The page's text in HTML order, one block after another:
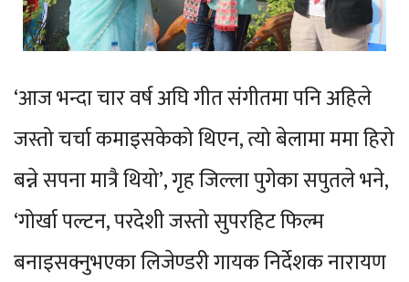
‘आज भन्दा चार वर्ष अघि गीत संगीतमा पनि अहिले
जस्तो चर्चा कमाइसकेको थिएन, त्यो बेलामा ममा हिरो
बन्ने सपना मात्रै थियो’, गृह जिल्ला पुगेका सपुतले भने,
‘गोर्खा पल्टन, परदेशी जस्तो सुपरहिट फिल्म
बनाइसक्नुभएका लिजेण्डरी गायक निर्देशक नारायण